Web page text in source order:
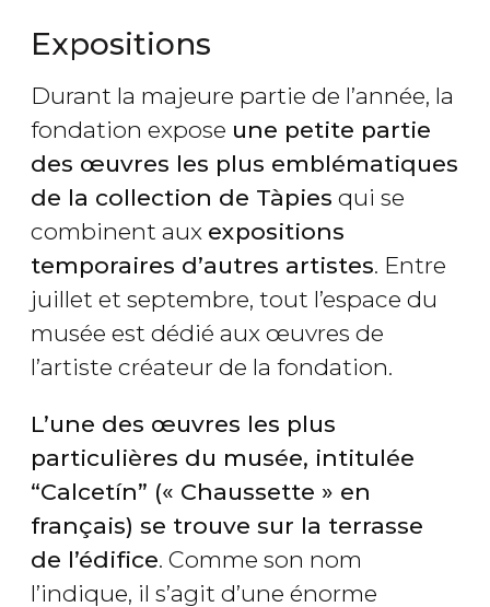
Expositions
Durant la majeure partie de l’année, la
fondation expose une petite partie
des œuvres les plus emblématiques
de la collection de Tàpies qui se
combinent aux expositions
temporaires d’autres artistes. Entre
juillet et septembre, tout l’espace du
musée est dédié aux œuvres de
l’artiste créateur de la fondation.
L’une des œuvres les plus
particulières du musée, intitulée
“Calcetín” (« Chaussette » en
français) se trouve sur la terrasse
de l’édifice. Comme son nom
l’indique, il s’agit d’une énorme